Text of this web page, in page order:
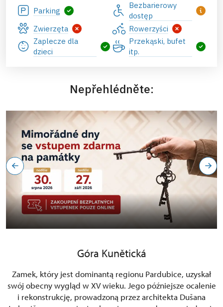
Parking
Bezbarierowy
dostęp
Zwierzęta
Rowerzyści
Zaplecze dla
dzieci
Przekąski, bufet
itp.
Nepřehlédněte:
Góra Kunětická
Zamek, który jest dominantą regionu Pardubice, uzyskał
swój obecny wygląd w XV wieku. Jego późniejsze ocalenie
i rekonstrukcję, prowadzoną przez architekta Dušana